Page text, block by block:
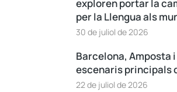
exploren portar la
per la Llengua als
30 de juliol de 2026
Barcelona, Amposta
escenaris principals
22 de juliol de 2026